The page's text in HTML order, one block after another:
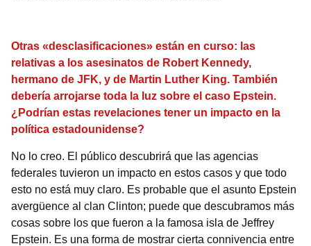
Otras «desclasificaciones» están en curso: las
relativas a los asesinatos de Robert Kennedy,
hermano de JFK, y de Martin Luther King. También
debería arrojarse toda la luz sobre el caso Epstein.
¿Podrían estas revelaciones tener un impacto en la
política estadounidense?
No lo creo. El público descubrirá que las agencias
federales tuvieron un impacto en estos casos y que todo
esto no está muy claro. Es probable que el asunto Epstein
avergüence al clan Clinton; puede que descubramos más
cosas sobre los que fueron a la famosa isla de Jeffrey
Epstein. Es una forma de mostrar cierta connivencia entre